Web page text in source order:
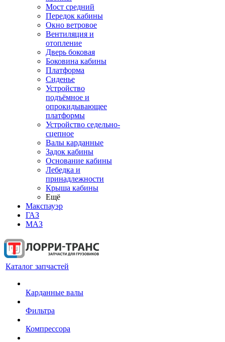
Мост средний
Передок кабины
Окно ветровое
Вентиляция и
отопление
Дверь боковая
Боковина кабины
Платформа
Сиденье
Устройство
подъёмное и
опрокидывающее
платформы
Устройство седельно-
сцепное
Валы карданные
Задок кабины
Основание кабины
Лебедка и
принадлежности
Крыша кабины
Ещё
Макспауэр
ГАЗ
МАЗ
Каталог запчастей
Карданные валы
Фильтра
Компрессора